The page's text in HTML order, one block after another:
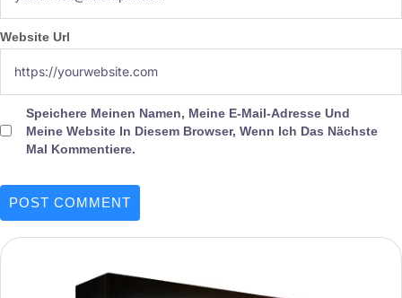
Website Url
Speichere Meinen Namen, Meine E-Mail-Adresse Und
Meine Website In Diesem Browser, Wenn Ich Das Nächste
Mal Kommentiere.